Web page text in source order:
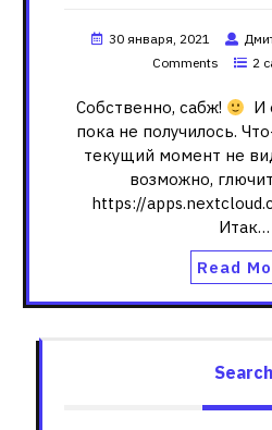
30 января, 2021
Comments
2
Собственно, сабж!
И
пока не получилось.
текущий момент не
возможно, глючит
https://
Итак…
Read
Search